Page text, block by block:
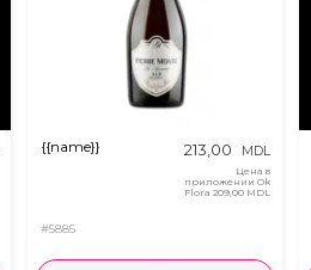
{{name}}
#5885
213,00 MDL
Цена в
приложении Ok
Flora 209,00 MDL